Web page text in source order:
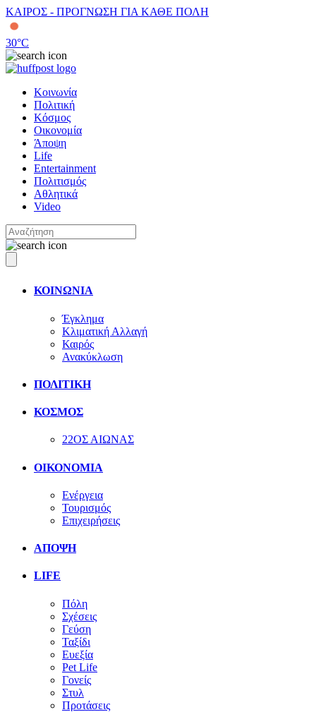
ΚΑΙΡΟΣ - ΠΡΟΓΝΩΣΗ ΓΙΑ ΚΑΘΕ ΠΟΛΗ
30°C
Κοινωνία
Πολιτική
Κόσμος
Οικονομία
Άποψη
Life
Entertainment
Πολιτισμός
Αθλητικά
Video
ΚΟΙΝΩΝΙΑ
Έγκλημα
Κλιματική Αλλαγή
Καιρός
Ανακύκλωση
ΠΟΛΙΤΙΚΗ
ΚΟΣΜΟΣ
22ΟΣ ΑΙΩΝΑΣ
ΟΙΚΟΝΟΜΙΑ
Ενέργεια
Τουρισμός
Επιχειρήσεις
ΑΠΟΨΗ
LIFE
Πόλη
Σχέσεις
Γεύση
Ταξίδι
Ευεξία
Pet Life
Γονείς
Στυλ
Προτάσεις